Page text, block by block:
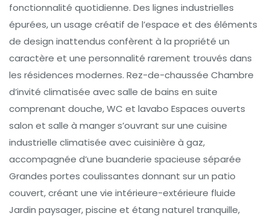
fonctionnalité quotidienne. Des lignes industrielles
épurées, un usage créatif de l’espace et des éléments
de design inattendus confèrent à la propriété un
caractère et une personnalité rarement trouvés dans
les résidences modernes. Rez-de-chaussée Chambre
d’invité climatisée avec salle de bains en suite
comprenant douche, WC et lavabo Espaces ouverts
salon et salle à manger s’ouvrant sur une cuisine
industrielle climatisée avec cuisinière à gaz,
accompagnée d’une buanderie spacieuse séparée
Grandes portes coulissantes donnant sur un patio
couvert, créant une vie intérieure-extérieure fluide
Jardin paysager, piscine et étang naturel tranquille,